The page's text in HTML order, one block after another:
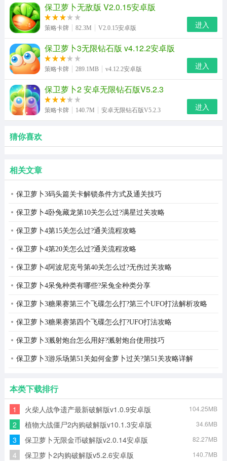
保卫萝卜无敌版 V2.0.15安卓版
策略卡牌 82.3M V2.0.15安卓版 进入
保卫萝卜3无限钻石版 v4.12.2安卓版
策略卡牌 289.1MB v4.12.2安卓版 进入
保卫萝卜2 安卓无限钻石版V5.2.3
策略卡牌 140.7M 安卓无限钻石版V5.2.3 进入
猜你喜欢
相关文章
保卫萝卜3码头篇关卡解锁条件方式及通关技巧
保卫萝卜4卧兔藏龙第10关怎么过?满星过关攻略
保卫萝卜4第15关怎么过?通关流程攻略
保卫萝卜4第20关怎么过?通关流程攻略
保卫萝卜4阿波尼克号第40关怎么过?无伤过关攻略
保卫萝卜4呆兔种类有哪些?呆兔全种类分享
保卫萝卜3糖果赛第三个飞碟怎么打?第三个UFO打法解析攻略
保卫萝卜3糖果赛第四个飞碟怎么打?UFO打法攻略
保卫萝卜3溅射炮台怎么用好?溅射炮台使用技巧
保卫萝卜3游乐场第51关如何金萝卜过关?第51关攻略详解
本类下载排行
1 火柴人战争遗产最新破解版v1.0.9安卓版 104.25MB
2 植物大战僵尸2内购破解版v10.1.3安卓版 34.6MB
3 保卫萝卜无限金币破解版v2.0.14安卓版 82.27MB
4 保卫萝卜2内购破解版v5.2.6安卓版 140.7MB